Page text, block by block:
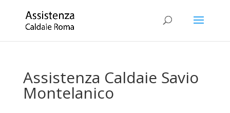
Assistenza Caldaie Savio
Montelanico